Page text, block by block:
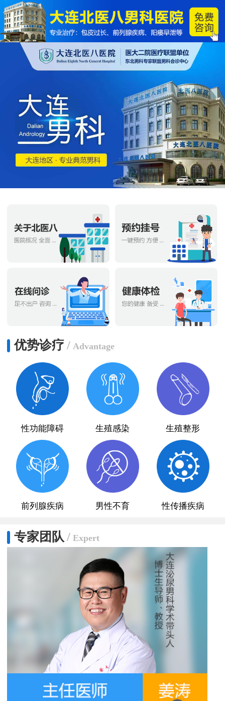
优势诊疗/ Advantage
性功能障碍 生殖感染 生殖整形
前列腺疾病 男性不育 性传播疾病
专家团队 / Expert